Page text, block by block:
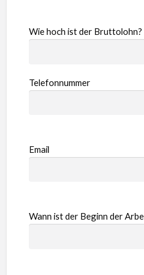
Wie hoch ist der Bruttolohn?
Telefonnummer
Email
Wann ist der Beginn der